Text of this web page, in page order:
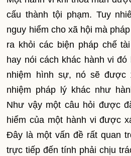
cấu thành tội phạm. Tuy
nguy hiểm cho xã hội mà
ra khỏi các biện pháp chế
hay nói cách khác hành vi đó
nhiệm hình sự, nó sẽ được
nhiệm pháp lý khác như
Như vậy một câu hỏi được
hiểm của một hành vi được
Đây là một vấn đề rất quan
trực tiếp đến tính phải chịu